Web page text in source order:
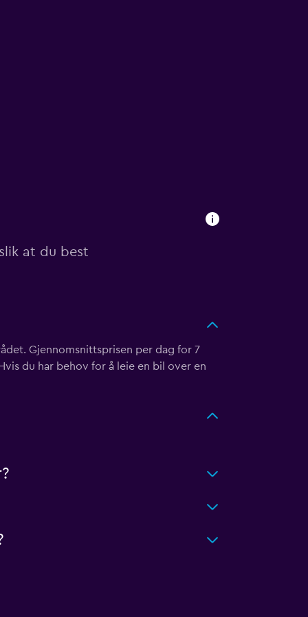
at du best
Gjennomsnittsprisen per dag for 7
du har behov for å leie en bil over en